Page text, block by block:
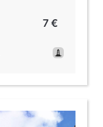
7 €